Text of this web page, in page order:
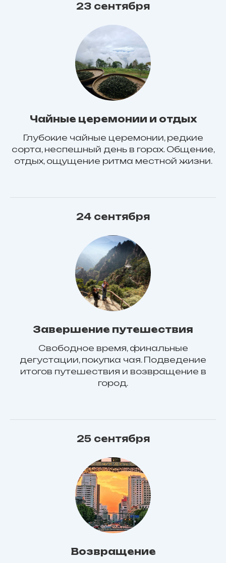
23 сентября
Чайные церемонии и отдых
Глубокие чайные церемонии, редкие
сорта, неспешный день в горах. Общение,
отдых, ощущение ритма местной жизни.
24 сентября
Завершение путешествия
Свободное время, финальные
дегустации, покупка чая. Подведение
итогов путешествия и возвращение в
город.
25 сентября
Возвращение